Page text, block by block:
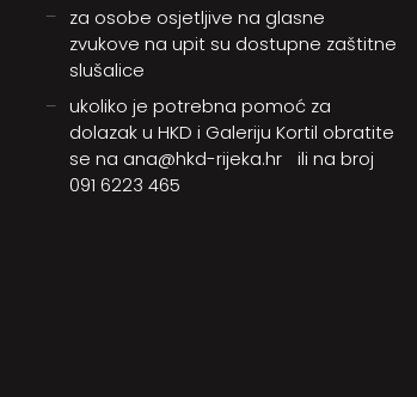
za osobe osjetljive na glasne
zvukove na upit su dostupne zaštitne
slušalice
ukoliko je potrebna pomoć za
dolazak u HKD i Galeriju Kortil obratite
se na ana@hkd-rijeka.hr
ili na broj
091 6223 465